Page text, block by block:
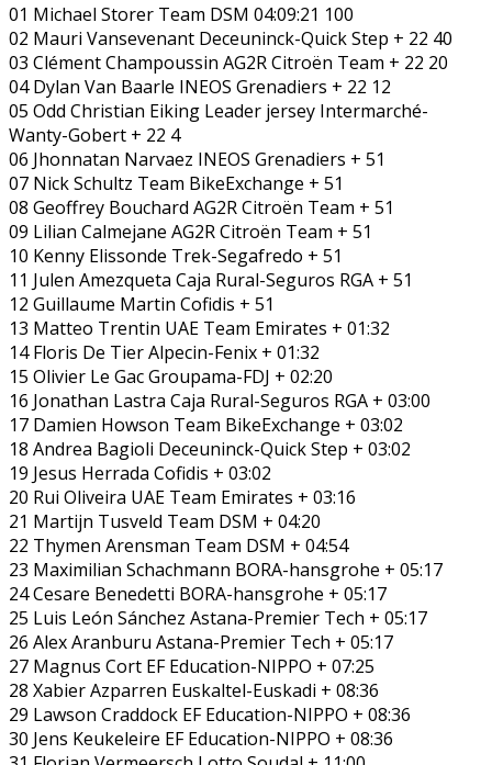
01 Michael Storer Team DSM 04:09:21 100
02 Mauri Vansevenant Deceuninck-Quick Step + 22 40
03 Clément Champoussin AG2R Citroën Team + 22 20
04 Dylan Van Baarle INEOS Grenadiers + 22 12
05 Odd Christian Eiking Leader jersey Intermarché-
Wanty-Gobert + 22 4
06 Jhonnatan Narvaez INEOS Grenadiers + 51
07 Nick Schultz Team BikeExchange + 51
08 Geoffrey Bouchard AG2R Citroën Team + 51
09 Lilian Calmejane AG2R Citroën Team + 51
10 Kenny Elissonde Trek-Segafredo + 51
11 Julen Amezqueta Caja Rural-Seguros RGA + 51
12 Guillaume Martin Cofidis + 51
13 Matteo Trentin UAE Team Emirates + 01:32
14 Floris De Tier Alpecin-Fenix + 01:32
15 Olivier Le Gac Groupama-FDJ + 02:20
16 Jonathan Lastra Caja Rural-Seguros RGA + 03:00
17 Damien Howson Team BikeExchange + 03:02
18 Andrea Bagioli Deceuninck-Quick Step + 03:02
19 Jesus Herrada Cofidis + 03:02
20 Rui Oliveira UAE Team Emirates + 03:16
21 Martijn Tusveld Team DSM + 04:20
22 Thymen Arensman Team DSM + 04:54
23 Maximilian Schachmann BORA-hansgrohe + 05:17
24 Cesare Benedetti BORA-hansgrohe + 05:17
25 Luis León Sánchez Astana-Premier Tech + 05:17
26 Alex Aranburu Astana-Premier Tech + 05:17
27 Magnus Cort EF Education-NIPPO + 07:25
28 Xabier Azparren Euskaltel-Euskadi + 08:36
29 Lawson Craddock EF Education-NIPPO + 08:36
30 Jens Keukeleire EF Education-NIPPO + 08:36